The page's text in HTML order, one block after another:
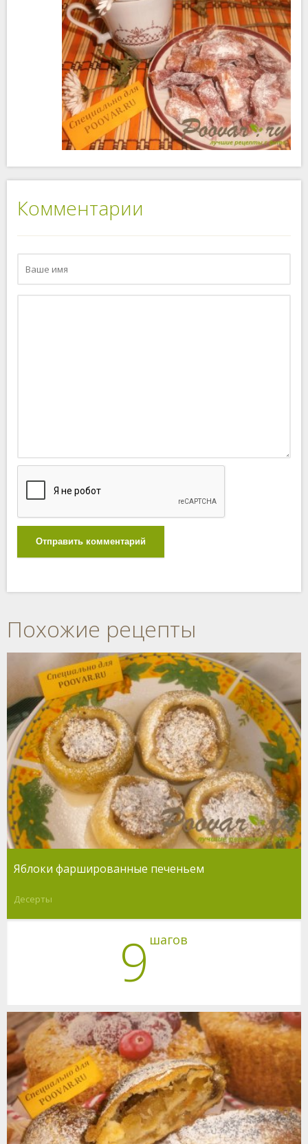
Комментарии
Отправить комментарий
Похожие рецепты
Яблоки фаршированные печеньем
Десерты
9 шагов